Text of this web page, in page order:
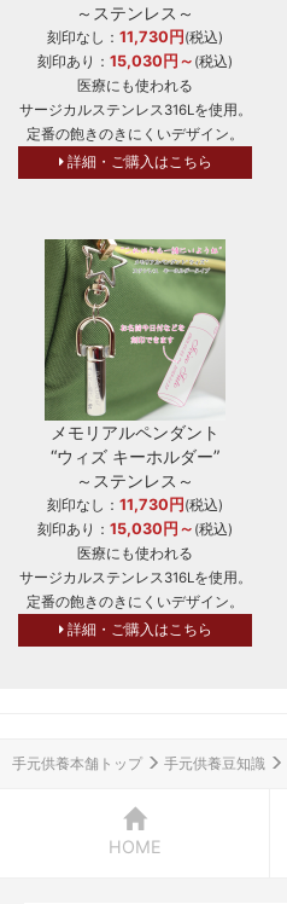
～ステンレス～
刻印なし： 11,730円(税込)
刻印あり： 15,030円～ (税込)
医療にも使われる
サージカルステンレス316Lを使用。
定番の飽きのきにくいデザイン。
詳細・ご購入はこちら
メモリアルペンダント
“ウィズ キーホルダー”
～ステンレス～
刻印なし： 11,730円(税込)
刻印あり： 15,030円～ (税込)
医療にも使われる
サージカルステンレス316Lを使用。
定番の飽きのきにくいデザイン。
詳細・ご購入はこちら
手元供養本舗トップ 手元供養豆知識
HOME